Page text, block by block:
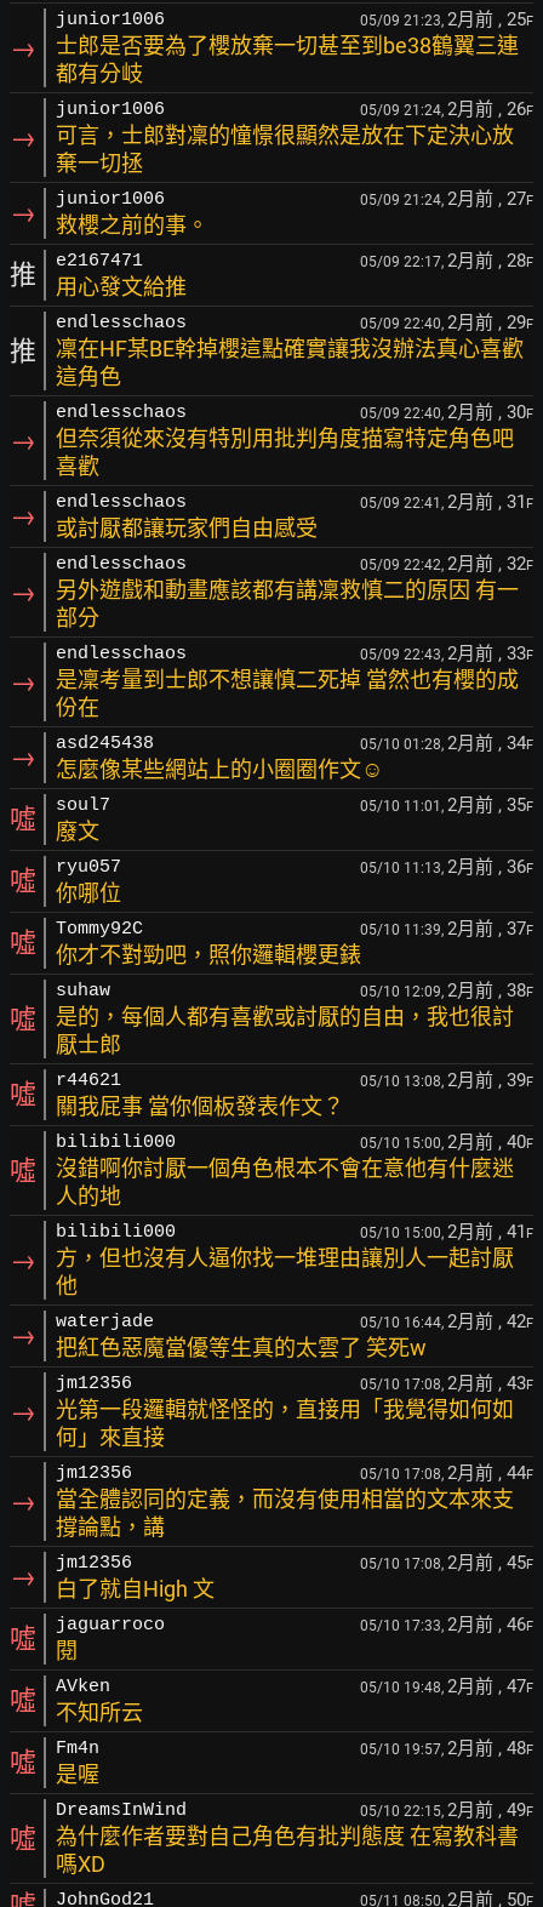
→
junior1006 05/09 21:23, 2月前 , 25F
士郎是否要為了櫻放棄一切甚至到be38鶴翼三連
都有分岐
→
junior1006 05/09 21:24, 2月前 , 26F
可言，士郎對凜的憧憬很顯然是放在下定決心放
棄一切拯
→ junior1006 05/09 21:24, 2月前 , 27F
救櫻之前的事。
推 e2167471 05/09 22:17, 2月前 , 28F
用心發文給推
推
endlesschaos 05/09 22:40, 2月前 , 29F
凜在HF某BE幹掉櫻這點確實讓我沒辦法真心喜歡
這角色
→
endlesschaos 05/09 22:40, 2月前 , 30F
但奈須從來沒有特別用批判角度描寫特定角色吧
喜歡
→ endlesschaos 05/09 22:41, 2月前 , 31 F
或討厭都讓玩家們自由感受
→
endlesschaos 05/09 22:42, 2月前 , 32F
另外遊戲和動畫應該都有講凜救慎二的原因 有一
部分
→
endlesschaos 05/09 22:43, 2月前 , 33F
是凜考量到士郎不想讓慎二死掉 當然也有櫻的成
份在
→ asd245438 05/10 01:28, 2月前 , 34F
怎麼像某些網站上的小圈圈作文☺
噓 soul7 05/10 11:01, 2月前 , 35F
廢文
噓 ryu057 05/10 11:13, 2月前 , 36F
你哪位
噓 Tommy92C 05/10 11:39, 2月前 , 37F
你才不對勁吧，照你邏輯櫻更錶
噓
suhaw 05/10 12:09, 2月前 , 38F
是的，每個人都有喜歡或討厭的自由，我也很討
厭士郎
噓 r44621 05/10 13:08, 2月前 , 39F
關我屁事 當你個板發表作文？
噓
bilibili000 05/10 15:00, 2月前 , 40F
沒錯啊你討厭一個角色根本不會在意他有什麼迷
人的地
→
bilibili000 05/10 15:00, 2月前 , 41 F
方，但也沒有人逼你找一堆理由讓別人一起討厭
他
→ waterjade 05/10 16:44, 2月前 , 42F
把紅色惡魔當優等生真的太雲了 笑死w
→
jm12356 05/10 17:08, 2月前 , 43F
光第一段邏輯就怪怪的，直接用「我覺得如何如
何」來直接
→
jm12356 05/10 17:08, 2月前 , 44F
當全體認同的定義，而沒有使用相當的文本來支
撐論點，講
→ jm12356 05/10 17:08, 2月前 , 45F
白了就自High 文
噓 jaguarroco 05/10 17:33, 2月前 , 46F
閱
噓 AVken 05/10 19:48, 2月前 , 47F
不知所云
噓 Fm4n 05/10 19:57, 2月前 , 48F
是喔
噓
DreamsInWind 05/10 22:15, 2月前 , 49F
為什麼作者要對自己角色有批判態度 在寫教科書
嗎XD
JohnGod21 05/11 08:50, 2月前 , 50F